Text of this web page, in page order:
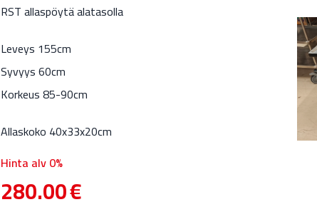
RST allaspöytä alatasolla
Leveys 155cm
Syvyys 60cm
Korkeus 85-90cm
Allaskoko 40x33x20cm
Hinta alv 0%
280.00€